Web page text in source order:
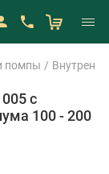
помпы
с
100 - 200